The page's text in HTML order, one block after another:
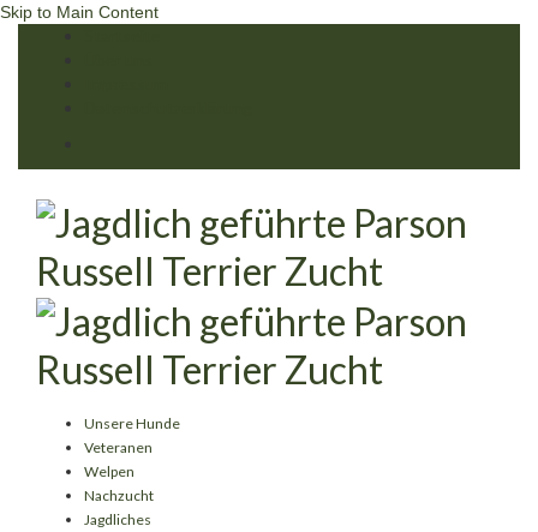
Skip to Main Content
Unsere Hunde
Veteranen
Welpen
Nachzucht
Jagdliches